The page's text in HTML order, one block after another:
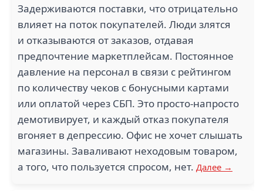
Задерживаются поставки, что отрицательно
влияет на поток покупателей. Люди злятся
и отказываются от заказов, отдавая
предпочтение маркетплейсам. Постоянное
давление на персонал в связи с рейтингом
по количеству чеков с бонусными картами
или оплатой через СБП. Это просто-напросто
демотивирует, и каждый отказ покупателя
вгоняет в депрессию. Офис не хочет слышать
магазины. Заваливают неходовым товаром,
а того, что пользуется спросом, нет. Далее →